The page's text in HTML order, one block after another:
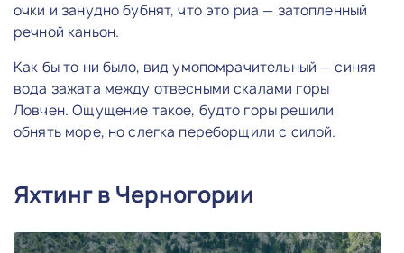
очки и занудно бубнят, что это риа — затопленный
речной каньон.
Как бы то ни было, вид умопомрачительный — синяя
вода зажата между отвесными скалами горы
Ловчен. Ощущение такое, будто горы решили
обнять море, но слегка переборщили с силой.
Яхтинг в Черногории